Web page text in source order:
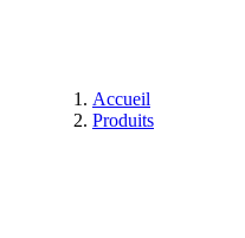
Accueil
Produits